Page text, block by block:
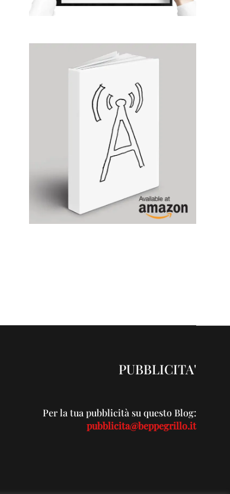
PUBBLICITA'
Per la tua pubblicità su questo Blog:
pubblicita@beppegrillo.it